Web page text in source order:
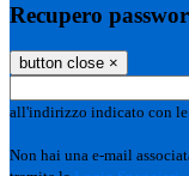
Recupero
button close ×
all'indirizzo indicato con le
Non hai una e-mail